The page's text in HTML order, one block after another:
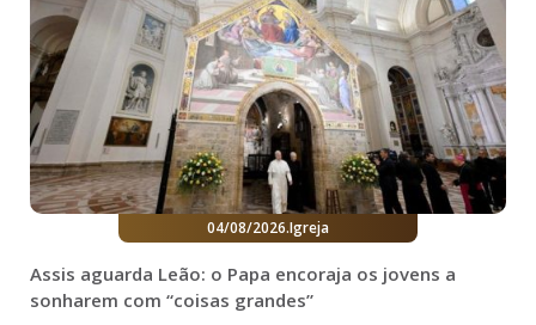
04/08/2026.Igreja
Assis aguarda Leão: o Papa encoraja os jovens a
sonharem com “coisas grandes”